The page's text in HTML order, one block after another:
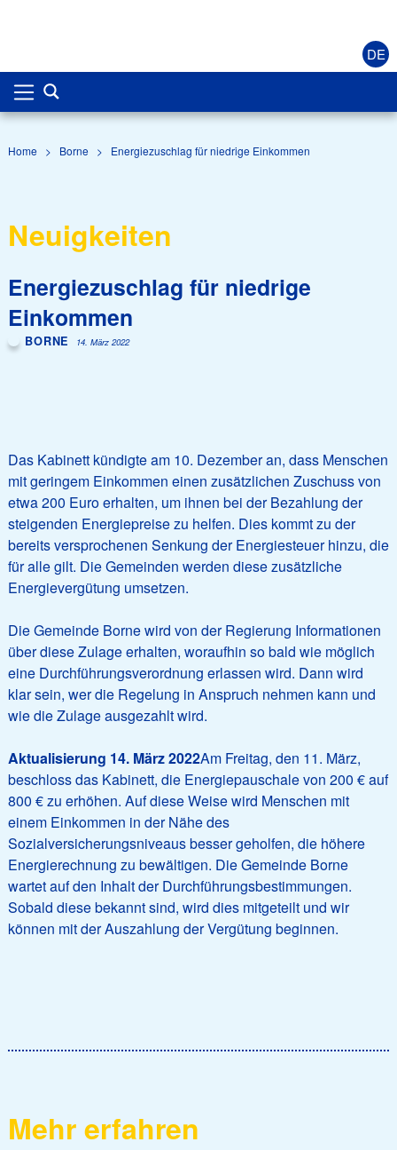
DE
Home > Borne > Energiezuschlag für niedrige Einkommen
Neuigkeiten
Energiezuschlag für niedrige
Einkommen
BORNE 14. März 2022
Das Kabinett kündigte am 10. Dezember an, dass Menschen
mit geringem Einkommen einen zusätzlichen Zuschuss von
etwa 200 Euro erhalten, um ihnen bei der Bezahlung der
steigenden Energiepreise zu helfen. Dies kommt zu der
bereits versprochenen Senkung der Energiesteuer hinzu, die
für alle gilt. Die Gemeinden werden diese zusätzliche
Energievergütung umsetzen.
Die Gemeinde Borne wird von der Regierung Informationen
über diese Zulage erhalten, woraufhin so bald wie möglich
eine Durchführungsverordnung erlassen wird. Dann wird
klar sein, wer die Regelung in Anspruch nehmen kann und
wie die Zulage ausgezahlt wird.
Aktualisierung 14. März 2022Am Freitag, den 11. März,
beschloss das Kabinett, die Energiepauschale von 200 € auf
800 € zu erhöhen. Auf diese Weise wird Menschen mit
einem Einkommen in der Nähe des
Sozialversicherungsniveaus besser geholfen, die höhere
Energierechnung zu bewältigen. Die Gemeinde Borne
wartet auf den Inhalt der Durchführungsbestimmungen.
Sobald diese bekannt sind, wird dies mitgeteilt und wir
können mit der Auszahlung der Vergütung beginnen.
Mehr erfahren